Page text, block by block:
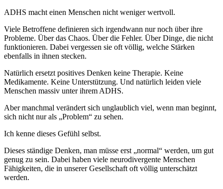
ADHS macht einen Menschen nicht weniger wertvoll.
Viele Betroffene definieren sich irgendwann nur noch über ihre
Probleme. Über das Chaos. Über die Fehler. Über Dinge, die nicht
funktionieren. Dabei vergessen sie oft völlig, welche Stärken
ebenfalls in ihnen stecken.
Natürlich ersetzt positives Denken keine Therapie. Keine
Medikamente. Keine Unterstützung. Und natürlich leiden viele
Menschen massiv unter ihrem ADHS.
Aber manchmal verändert sich unglaublich viel, wenn man beginnt,
sich nicht nur als „Problem“ zu sehen.
Ich kenne dieses Gefühl selbst.
Dieses ständige Denken, man müsse erst „normal“ werden, um gut
genug zu sein. Dabei haben viele neurodivergente Menschen
Fähigkeiten, die in unserer Gesellschaft oft völlig unterschätzt
werden.